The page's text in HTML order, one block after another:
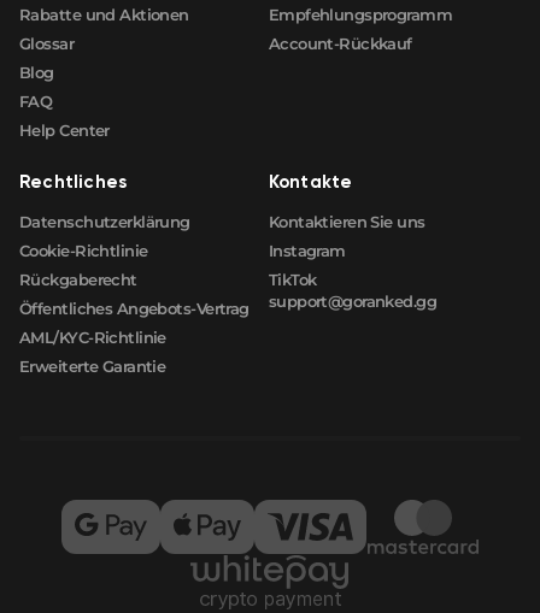
Rabatte und Aktionen
Glossar
Blog
FAQ
Help Center
Empfehlungsprogramm
Account-Rückkauf
Rechtliches
Datenschutzerklärung
Cookie-Richtlinie
Rückgaberecht
Öffentliches Angebots-Vertrag
AML/KYC-Richtlinie
Erweiterte Garantie
Kontakte
Kontaktieren Sie uns
Instagram
TikTok
support@goranked.gg